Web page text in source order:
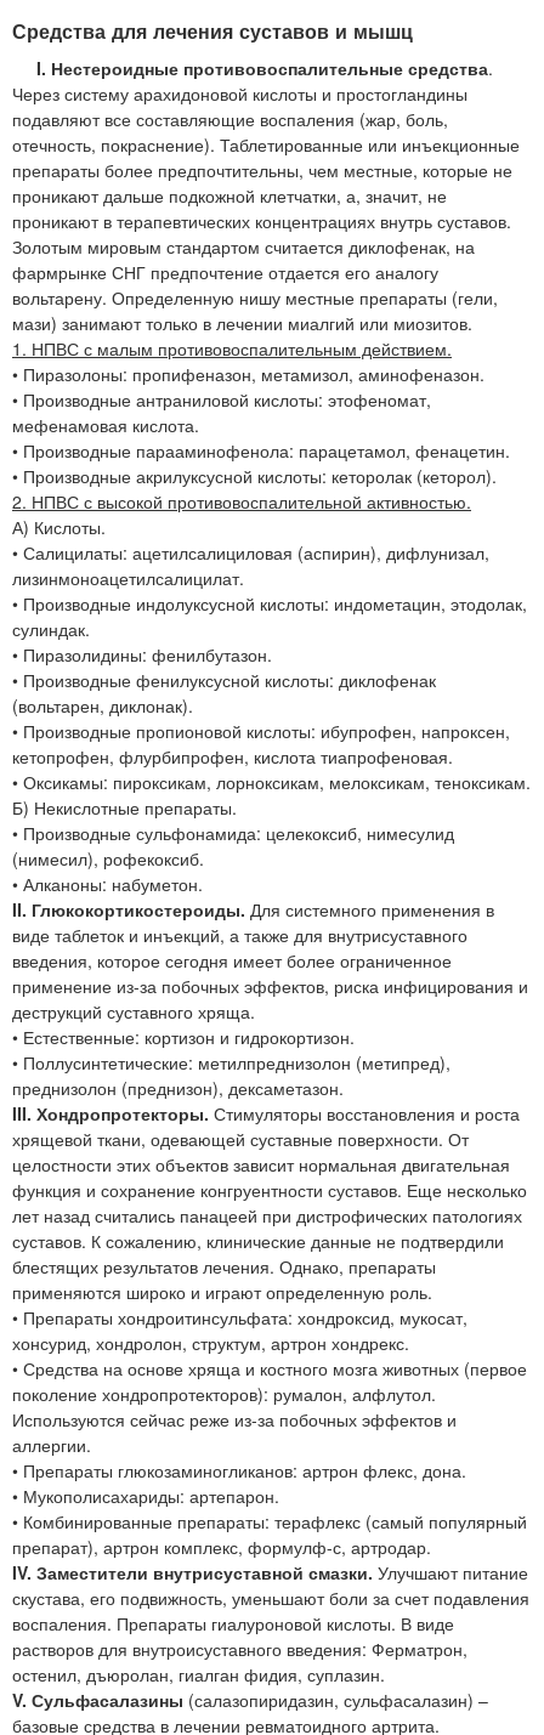
Средства для лечения суставов и мышц
I. Нестероидные противовоспалительные средства.
Через систему арахидоновой кислоты и простогландины
подавляют все составляющие воспаления (жар, боль,
отечность, покраснение). Таблетированные или инъекционные
препараты более предпочтительны, чем местные, которые не
проникают дальше подкожной клетчатки, а, значит, не
проникают в терапевтических концентрациях внутрь суставов.
Золотым мировым стандартом считается диклофенак, на
фармрынке СНГ предпочтение отдается его аналогу
вольтарену. Определенную нишу местные препараты (гели,
мази) занимают только в лечении миалгий или миозитов.
1. НПВС с малым противовоспалительным действием.
• Пиразолоны: пропифеназон, метамизол, аминофеназон.
• Производные антраниловой кислоты: этофеномат,
мефенамовая кислота.
• Производные парааминофенола: парацетамол, фенацетин.
• Производные акрилуксусной кислоты: кеторолак (кеторол).
2. НПВС с высокой противовоспалительной активностью.
А) Кислоты.
• Салицилаты: ацетилсалициловая (аспирин), дифлунизал,
лизинмоноацетилсалицилат.
• Производные индолуксусной кислоты: индометацин, этодолак,
сулиндак.
• Пиразолидины: фенилбутазон.
• Производные фенилуксусной кислоты: диклофенак
(вольтарен, диклонак).
• Производные пропионовой кислоты: ибупрофен, напроксен,
кетопрофен, флурбипрофен, кислота тиапрофеновая.
• Оксикамы: пироксикам, лорноксикам, мелоксикам, теноксикам.
Б) Некислотные препараты.
• Производные сульфонамида: целекоксиб, нимесулид
(нимесил), рофекоксиб.
• Алканоны: набуметон.
II. Глюкокортикостероиды. Для системного применения в
виде таблеток и инъекций, а также для внутрисуставного
введения, которое сегодня имеет более ограниченное
применение из-за побочных эффектов, риска инфицирования и
деструкций суставного хряща.
• Естественные: кортизон и гидрокортизон.
• Поллусинтетические: метилпреднизолон (метипред),
преднизолон (преднизон), дексаметазон.
III. Хондропротекторы. Стимуляторы восстановления и роста
хрящевой ткани, одевающей суставные поверхности. От
целостности этих объектов зависит нормальная двигательная
функция и сохранение конгруентности суставов. Еще несколько
лет назад считались панацеей при дистрофических патологиях
суставов. К сожалению, клинические данные не подтвердили
блестящих результатов лечения. Однако, препараты
применяются широко и играют определенную роль.
• Препараты хондроитинсульфата: хондроксид, мукосат,
хонсурид, хондролон, структум, артрон хондрекс.
• Средства на основе хряща и костного мозга животных (первое
поколение хондропротекторов): румалон, алфлутол.
Используются сейчас реже из-за побочных эффектов и
аллергии.
• Препараты глюкозаминогликанов: артрон флекс, дона.
• Мукополисахариды: артепарон.
• Комбинированные препараты: терафлекс (самый популярный
препарат), артрон комплекс, формулф-с, артродар.
IV. Заместители внутрисуставной смазки. Улучшают питание
скустава, его подвижность, уменьшают боли за счет подавления
воспаления. Препараты гиалуроновой кислоты. В виде
растворов для внутроисуставного введения: Ферматрон,
остенил, дъюролан, гиалган фидия, суплазин.
V. Сульфасалазины (салазопиридазин, сульфасалазин) –
базовые средства в лечении ревматоидного артрита.